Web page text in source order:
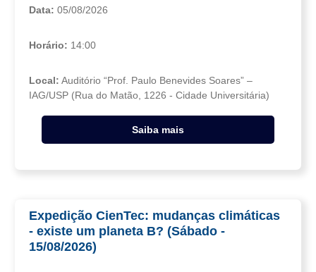
Data: 05/08/2026
Horário: 14:00
Local: Auditório “Prof. Paulo Benevides Soares” –
IAG/USP (Rua do Matão, 1226 - Cidade Universitária)
Saiba mais
Expedição CienTec: mudanças climáticas
- existe um planeta B? (Sábado -
15/08/2026)